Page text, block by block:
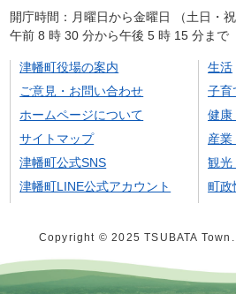
開庁時間：月曜日から金曜日 （土日・
午前 8 時 30 分から午後 5 時 15 分まで
津幡町役場の案内
ご意見・お問い合わせ
ホームページについて
サイトマップ
津幡町公式SNS
津幡町LINE公式アカウント
生活
子育
健康
産業
観光
町政
Copyright © 2025 TSUBATA